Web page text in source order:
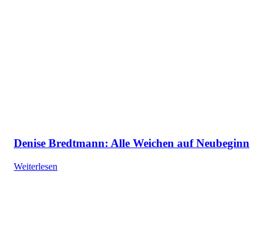
Denise Bredtmann: Alle Weichen auf Neubeginn
Weiterlesen